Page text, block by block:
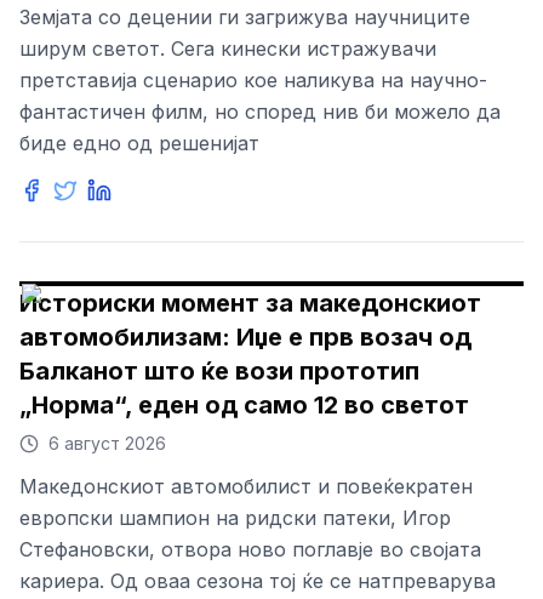
Земјата со децении ги загрижува научниците
ширум светот. Сега кинески истражувачи
претставија сценарио кое наликува на научно-
фантастичен филм, но според нив би можело да
биде едно од решенијат
Историски момент за македонскиот
автомобилизам: Иџе е прв возач од
Балканот што ќе вози прототип
„Норма“, еден од само 12 во светот
6 август 2026
Македонскиот автомобилист и повеќекратен
европски шампион на ридски патеки, Игор
Стефановски, отвора ново поглавје во својата
кариера. Од оваа сезона тој ќе се натпреварува